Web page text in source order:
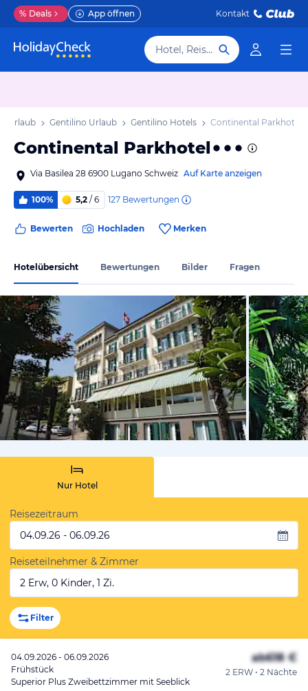
% Deals App öffnen Kontakt
Hotel, Reiseziel
Urlaub Gentilino Urlaub Gentilino Hotels Continental Parkhotel
Continental Parkhotel
Via Basilea 28 6900 Lugano Schweiz Auf Karte anzeigen
100% 5,2 / 6 127 Bewertungen
Bewerten Hochladen Merken
Hotelübersicht Bewertungen Bilder Fragen
von
Nur Hotel
Reisezeitraum
04.09.26 - 06.09.26
Reiseteilnehmer & Zimmer
2 Erw, 0 Kinder, 1 Zi.
Filter
04.09.2026 - 06.09.2026
Frühstück
Superior Plus Zweibettzimmer mit Seeblick
ab618 €
2 ERW • 2 Nächte